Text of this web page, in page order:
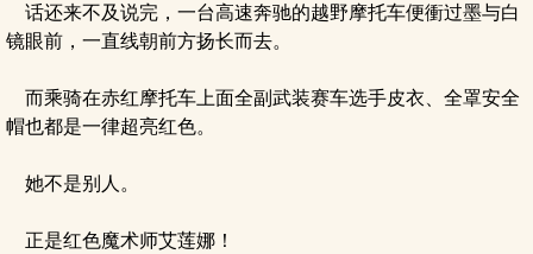
话还来不及说完，一台高速奔驰的越野摩托车便衝过墨与白
镜眼前，一直线朝前方扬长而去。
而乘骑在赤红摩托车上面全副武装赛车选手皮衣、全罩安全
帽也都是一律超亮红色。
她不是别人。
正是红色魔术师艾莲娜！